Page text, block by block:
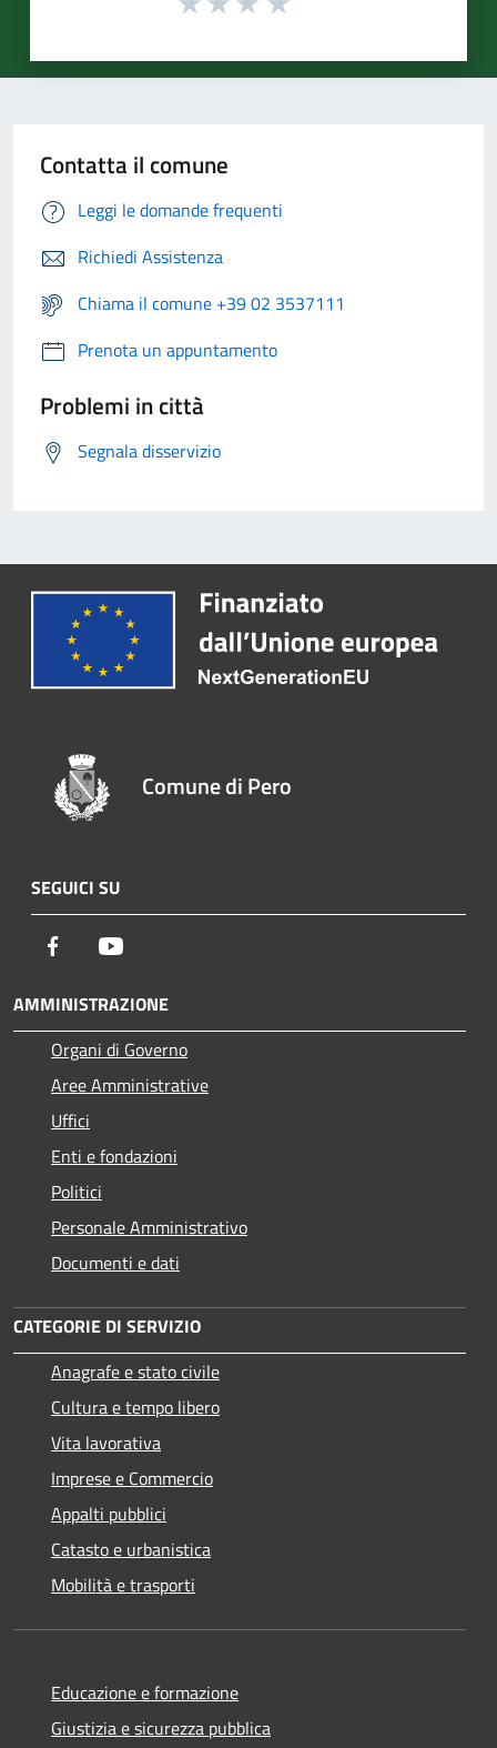
Contatta il comune
Leggi le domande frequenti
Richiedi Assistenza
Chiama il comune +39 02 3537111
Prenota un appuntamento
Problemi in città
Segnala disservizio
Comune di Pero
SEGUICI SU
Facebook
AMMINISTRAZIONE
Organi di Governo
Aree Amministrative
Uffici
Enti e fondazioni
Politici
Personale Amministrativo
Documenti e dati
CATEGORIE DI SERVIZIO
Anagrafe e stato civile
Cultura e tempo libero
Vita lavorativa
Imprese e Commercio
Appalti pubblici
Catasto e urbanistica
Mobilità e trasporti
Educazione e formazione
Giustizia e sicurezza pubblica